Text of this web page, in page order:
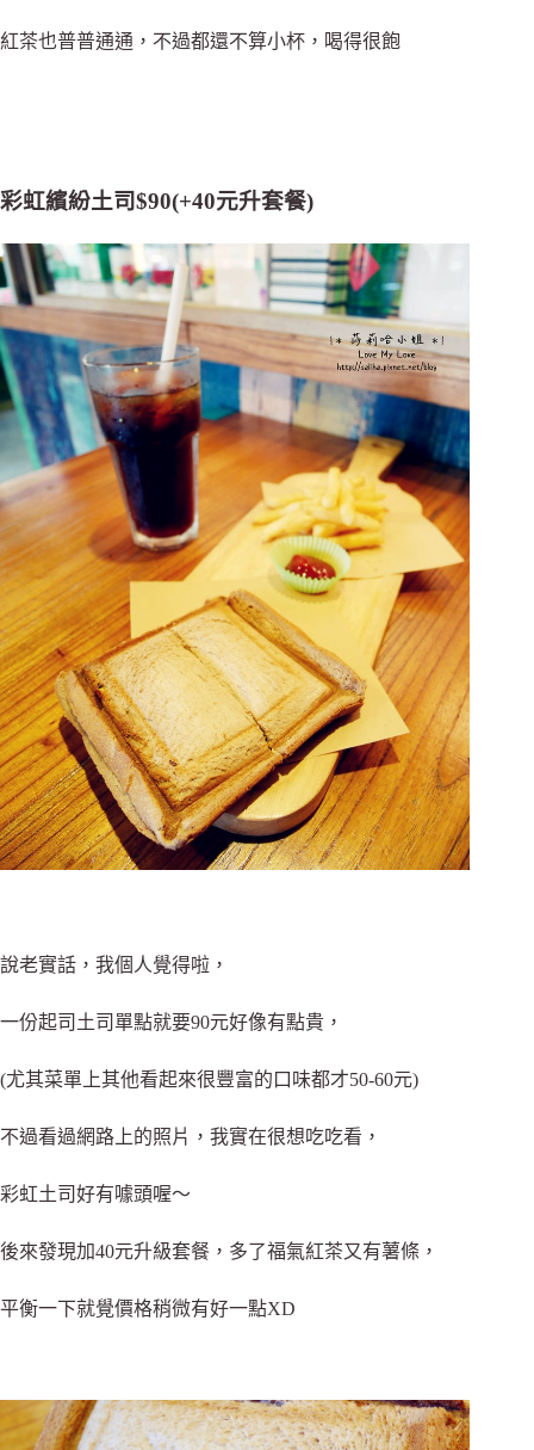
紅茶也普普通通，不過都還不算小杯，喝得很飽
彩虹繽紛土司$90(+40元升套餐)
說老實話，我個人覺得啦，
一份起司土司單點就要90元好像有點貴，
(尤其菜單上其他看起來很豐富的口味都才50-60元)
不過看過網路上的照片，我實在很想吃吃看，
彩虹土司好有噱頭喔～
後來發現加40元升級套餐，多了福氣紅茶又有薯條，
平衡一下就覺價格稍微有好一點XD